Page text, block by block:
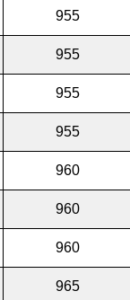
955
955
955
955
960
960
960
965